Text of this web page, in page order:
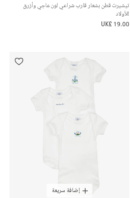
تيشيرت قطن بشعار قارب شراعي لون عاجي وأزرق
للأولاد
UK£ 19.00
إضافة سريعة